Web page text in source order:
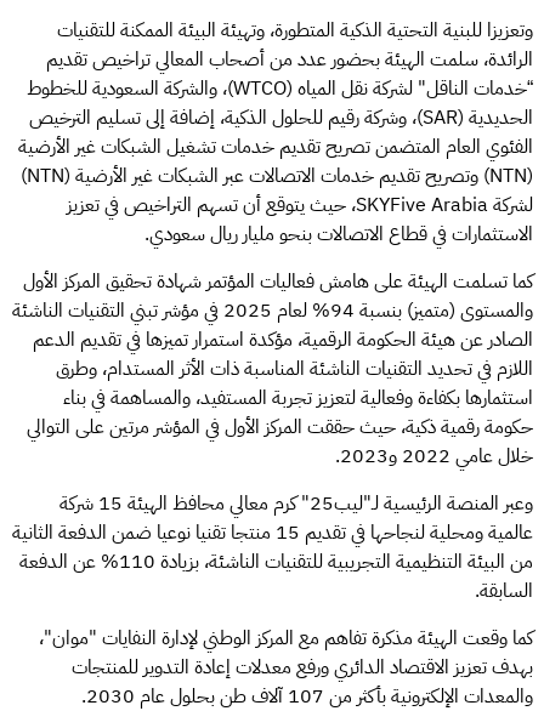
وتعزيزا للبنية التحتية الذكية المتطورة، وتهيئة البيئة الممكنة للتقنيات
الرائدة، سلمت الهيئة بحضور عدد من أصحاب المعالي تراخيص تقديم
“خدمات الناقل" لشركة نقل المياه (WTCO)، والشركة السعودية للخطوط
الحديدية (SAR)، وشركة رقيم للحلول الذكية، إضافة إلى تسليم الترخيص
الفئوي العام المتضمن تصريح تقديم خدمات تشغيل الشبكات غير الأرضية
(NTN) وتصريح تقديم خدمات الاتصالات عبر الشبكات غير الأرضية (NTN)
لشركة SKYFive Arabia، حيث يتوقع أن تسهم التراخيص في تعزيز
الاستثمارات في قطاع الاتصالات بنحو مليار ريال سعودي.
كما تسلمت الهيئة على هامش فعاليات المؤتمر شهادة تحقيق المركز الأول
والمستوى (متميز) بنسبة 94% لعام 2025 في مؤشر تبني التقنيات الناشئة
الصادر عن هيئة الحكومة الرقمية، مؤكدة استمرار تميزها في تقديم الدعم
اللازم في تحديد التقنيات الناشئة المناسبة ذات الأثر المستدام، وطرق
استثمارها بكفاءة وفعالية لتعزيز تجربة المستفيد، والمساهمة في بناء
حكومة رقمية ذكية، حيث حققت المركز الأول في المؤشر مرتين على التوالي
خلال عامي 2022 و2023.
وعبر المنصة الرئيسية لـ"ليب25" كرم معالي محافظ الهيئة 15 شركة
عالمية ومحلية لنجاحها في تقديم 15 منتجا تقنيا نوعيا ضمن الدفعة الثانية
من البيئة التنظيمية التجريبية للتقنيات الناشئة، بزيادة 110% عن الدفعة
السابقة.
كما وقعت الهيئة مذكرة تفاهم مع المركز الوطني لإدارة النفايات "موان"،
بهدف تعزيز الاقتصاد الدائري ورفع معدلات إعادة التدوير للمنتجات
والمعدات الإلكترونية بأكثر من 107 آلاف طن بحلول عام 2030.